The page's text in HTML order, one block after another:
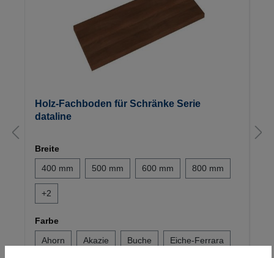
Holz-Fachboden für Schränke Serie
dataline
Breite
400 mm
500 mm 600 mm 800 mm
+2
Farbe
Ahorn
Akazie Buche Eiche-Ferrara